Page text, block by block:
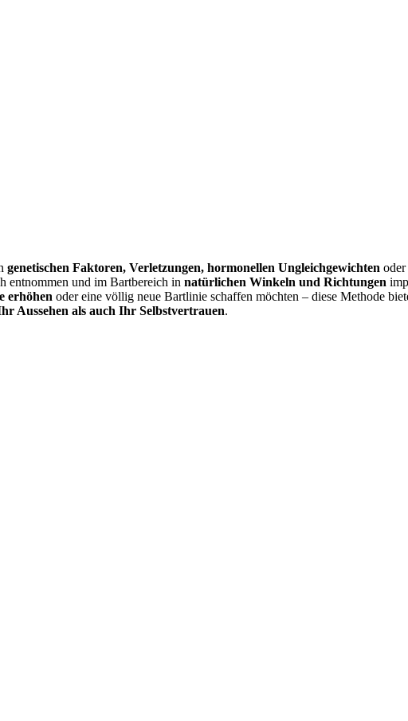
genetischen Faktoren, Verletzungen, hormonellen Ungleichgewichten
entnommen und im Bartbereich in natürlichen Winkeln und Richtungen
erhöhen oder eine völlig neue Bartlinie schaffen möchten – diese Methode
Aussehen als auch Ihr Selbstvertrauen.